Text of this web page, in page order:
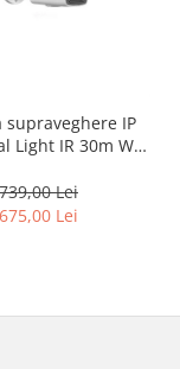
supraveghere IP
Light IR 30m WL
– DS-
LIU-2.8mm
739,00 Lei
675,00 Lei